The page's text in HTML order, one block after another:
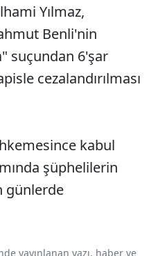
Yılmaz,
Benli'nin
suçundan 6'şar
cezalandırılması
kabul
şüphelilerin
günlerde
yayınlanan yazı, haber ve